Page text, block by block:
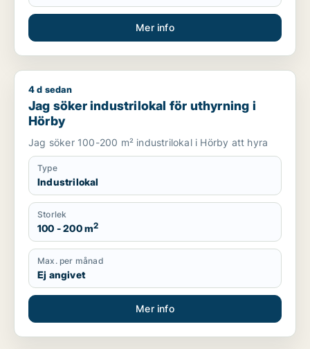
Mer info
Jag söker industrilokal för uthyrning i Hörby
4 d sedan
Jag söker industrilokal för uthyrning i
Hörby
Jag söker 100-200 m² industrilokal i Hörby att hyra
Type
Industrilokal
Storlek
100 - 200 m2
Max. per månad
Ej angivet
Mer info